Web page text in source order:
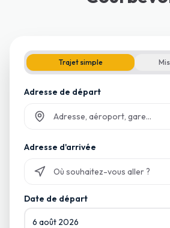
Trajet simple
Adresse de départ
Adresse d'arrivée
Date de départ
6 août 2026